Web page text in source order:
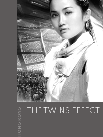
HONG KONG THE TWINS EFFECT II